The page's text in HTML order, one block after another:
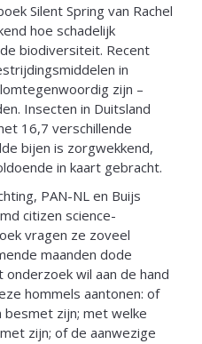
Silent Spring van Rachel
hoe schadelijk
biodiversiteit. Recent
in
zijn –
Insecten in Duitsland
16,7 verschillende
bijen is zorgwekkend,
in kaart gebracht.
PAN-NL en Buijs
citizen science-
vragen ze zoveel
maanden dode
wil aan de hand
hommels aantonen: of
zijn; met welke
zijn; of de aanwezige